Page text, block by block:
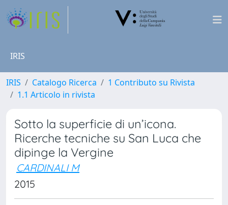
IRIS
IRIS Catalogo Ricerca
1 Contributo su Rivista
1.1 Articolo in rivista
Sotto la superficie di un’icona.
Ricerche tecniche su San Luca che
dipinge la Vergine
CARDINALI M
2015